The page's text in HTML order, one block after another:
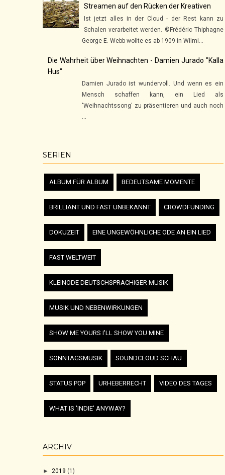
Streamen auf den Rücken der Kreativen
Ist jetzt alles in der Cloud - der Rest kann zu
Schalen verarbeitet werden. ©Frédéric Thiphagne
George E. Webb wollte es ab 1909 in Wilmi...
Die Wahrheit über Weihnachten - Damien Jurado "Kalla
Hus"
Damien Jurado ist wundervoll. Und wenn es ein
Mensch schaffen kann, ein Lied als
'Weihnachtssong' zu präsentieren und auch noch
...
SERIEN
ALBUM FÜR ALBUM BEDEUTSAME MOMENTE
BRILLIANT UND FAST UNBEKANNT CROWDFUNDING
DOKUZEIT EINE UNGEWÖHNLICHE ODE AN EIN LIED
FAST WELTWEIT
KLEINODE DEUTSCHSPRACHIGER MUSIK
MUSIK UND NEBENWIRKUNGEN
SHOW ME YOURS I'LL SHOW YOU MINE
SONNTAGSMUSIK SOUNDCLOUD SCHAU
STATUS POP URHEBERRECHT VIDEO DES TAGES
WHAT IS 'INDIE' ANYWAY?
ARCHIV
► 2019 (1)